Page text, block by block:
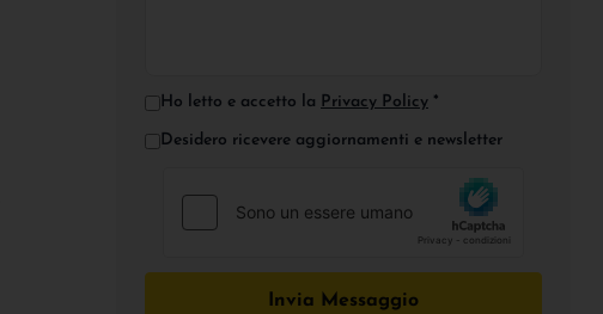
Ho letto e accetto la Privacy Policy *
Desidero ricevere aggiornamenti e newsletter
Invia Messaggio